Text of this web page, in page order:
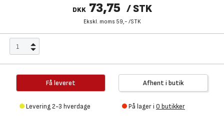
DKK 73,75 / STK
Ekskl. moms 59,- /STK
Få leveret
Levering 2-3 hverdage
Afhent i butik
På lager i 0 butikker